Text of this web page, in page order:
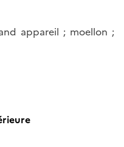
appareil ; moellon ;